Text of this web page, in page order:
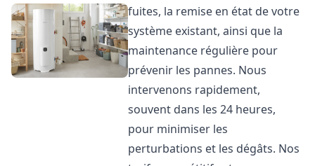
fuites, la remise en état de votre
système existant, ainsi que la
maintenance régulière pour
prévenir les pannes. Nous
intervenons rapidement,
souvent dans les 24 heures,
pour minimiser les
perturbations et les dégâts. Nos